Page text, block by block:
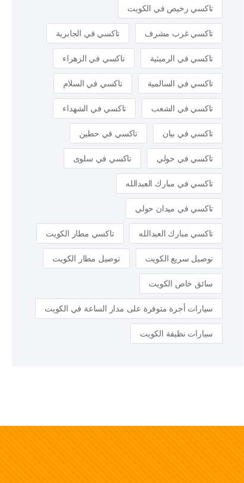
تاكسي رخيص في الكويت
تاكسي غرب مشرف تاكسي في الجابرية
تاكسي في الرميثية تاكسي في الزهراء
تاكسي في السالمية تاكسي في السلام
تاكسي في الشعب تاكسي في الشهداء
تاكسي في بيان تاكسي في حطين
تاكسي في حولي تاكسي في سلوى
تاكسي في مبارك العبدالله
تاكسي في ميدان حولي
تاكسي مبارك العبدالله تاكسي مطار الكويت
توصيل سريع الكويت توصيل مطار الكويت
سائق خاص الكويت
سيارات أجرة متوفرة على مدار الساعة في الكويت
سيارات نظيفة الكويت